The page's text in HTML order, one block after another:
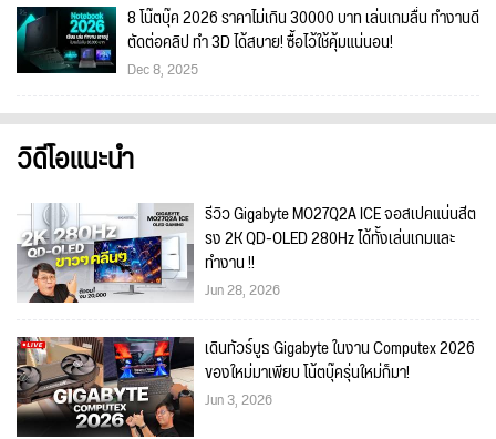
8 โน๊ตบุ๊ค 2026 ราคาไม่เกิน 30000 บาท เล่นเกมลื่น ทำงานดี
ตัดต่อคลิป ทำ 3D ได้สบาย! ซื้อไว้ใช้คุ้มแน่นอน!
Dec 8, 2025
วิดีโอแนะนำ
รีวิว Gigabyte MO27Q2A ICE จอสเปคแน่นสีต
รง 2K QD-OLED 280Hz ได้ทั้งเล่นเกมและ
ทำงาน !!
Jun 28, 2026
เดินทัวร์บูธ Gigabyte ในงาน Computex 2026
ของใหม่มาเพียบ โน้ตบุ๊ครุ่นใหม่ก็มา!
Jun 3, 2026